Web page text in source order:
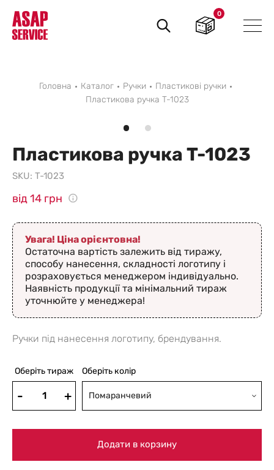
Пошук
товарів
0
Головна Каталог Ручки
Пластикові ручки
Пластикова ручка T-1023
Пластикова ручка T-1023
SKU: T-1023
від 14 грн
Увага! Ціна орієнтовна!
Остаточна вартість залежить від тиражу,
способу нанесення, складності логотипу і
розраховується менеджером індивідуально.
Наявність продукції та мінімальний тираж
уточнюйте у менеджера!
Ручки під нанесення логотипу, брендування.
Оберіть тираж Оберіть колір
Помаранчевий
Додати в корзину